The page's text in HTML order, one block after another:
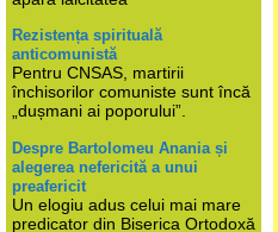
Rezistența spirituală
anticomunistă
Pentru CNSAS, martirii
închisorilor comuniste sunt încă
„dușmani ai poporului”.
Despre Bartolomeu Anania și
alegerea nefericită a unui
preafericit
Un elogiu adus celui mai mare
predicator din Biserica Ortodoxă